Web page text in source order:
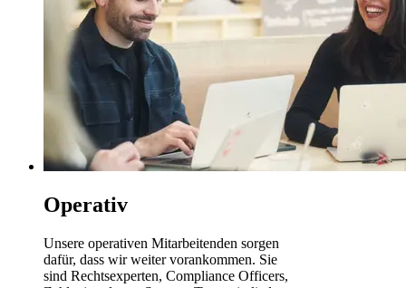
Operativ
Unsere operativen Mitarbeitenden sorgen
dafür, dass wir weiter vorankommen. Sie
sind Rechtsexperten, Compliance Officers,